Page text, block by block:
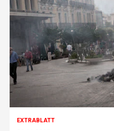
EXTRABLATT